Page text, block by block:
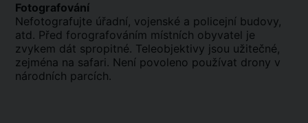
Fotografování
Nefotografujte úřadní, vojenské a policejní budovy,
atd. Před forografováním místních obyvatel je
zvykem dát spropitné. Teleobjektivy jsou užitečné,
zejména na safari. Není povoleno používat drony v
národních parcích.